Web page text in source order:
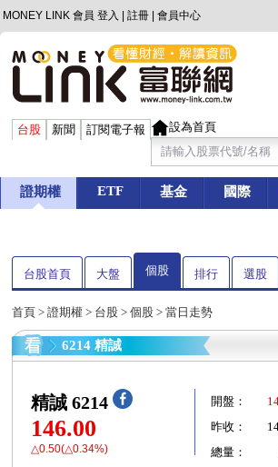
MONEY LINK 會員 登入 註冊 會員中心
台股 新聞 訂閱電子報 設為首頁
證期權 ETF 基金 國際
台股首頁 大盤 個股 排行 選股
首頁 > 證期權 > 台股 > 個股 > 當日走勢
6214 精誠
精誠 6214
146.00
△0.50(△0.34%)
開盤：
昨收：
總量：